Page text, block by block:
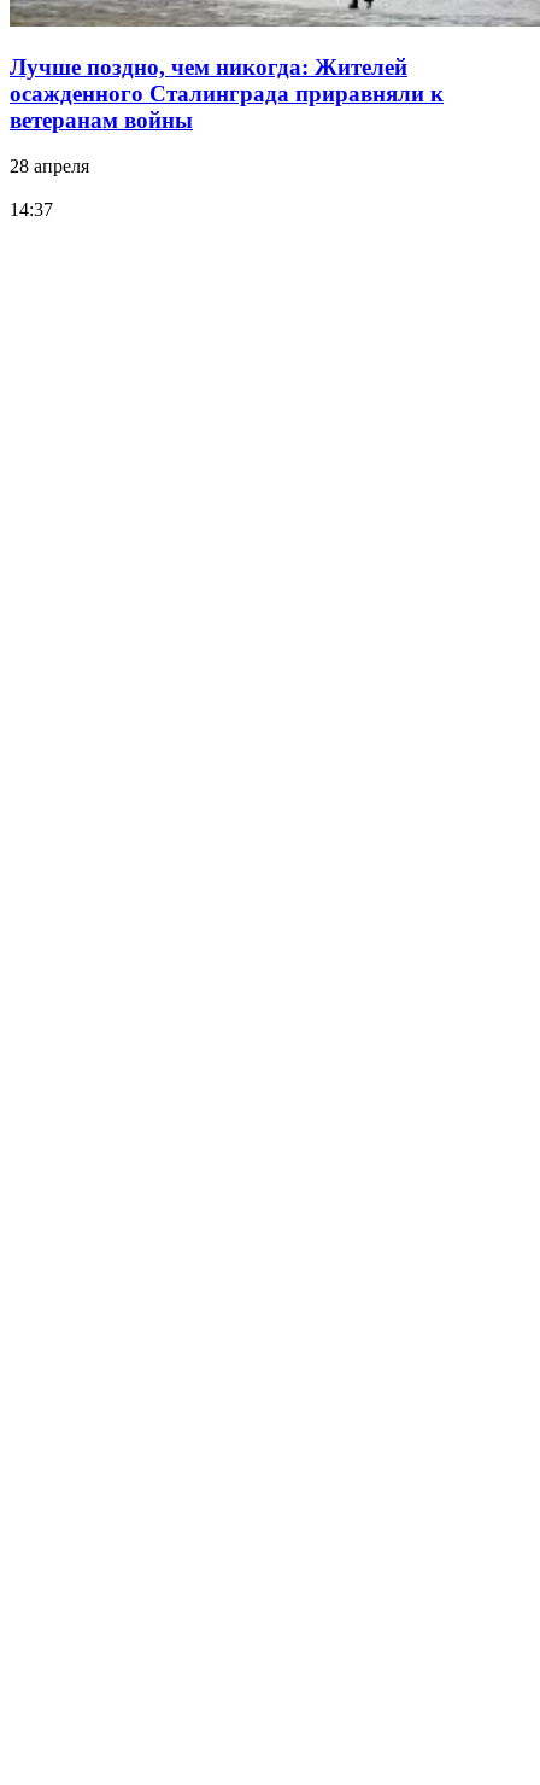
Лучше поздно, чем никогда: Жителей
осажденного Сталинграда приравняли к
ветеранам войны
28 апреля
14:37